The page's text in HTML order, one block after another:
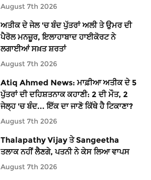
August 7th 2026
ਅਤੀਕ ਦੇ ਜੇਲ 'ਚ ਬੰਦ ਪੁੱਤਰਾਂ ਅਲੀ ਤੇ ਉਮਰ ਦੀ
ਪੈਰੋਲ ਮਨਜ਼ੂਰ, ਇਲਾਹਾਬਾਦ ਹਾਈਕੋਰਟ ਨੇ
ਲਗਾਈਆਂ ਸਖ਼ਤ ਸ਼ਰਤਾਂ
August 7th 2026
Atiq Ahmed News: ਮਾਫ਼ੀਆ ਅਤੀਕ ਦੇ 5
ਪੁੱਤਰਾਂ ਦੀ ਦਹਿਸ਼ਤਨਾਕ ਕਹਾਣੀ: 2 ਦੀ ਮੌਤ, 2
ਜੇਲ੍ਹ 'ਚ ਬੰਦ... ਇੱਕ ਦਾ ਜਾਣੋ ਕਿੱਥੇ ਹੈ ਟਿਕਾਣਾ?
August 7th 2026
Thalapathy Vijay ਤੇ Sangeetha
ਤਲਾਕ ਨਹੀਂ ਲੈਣਗੇ, ਪਤਨੀ ਨੇ ਕੇਸ ਲਿਆ ਵਾਪਸ
August 7th 2026